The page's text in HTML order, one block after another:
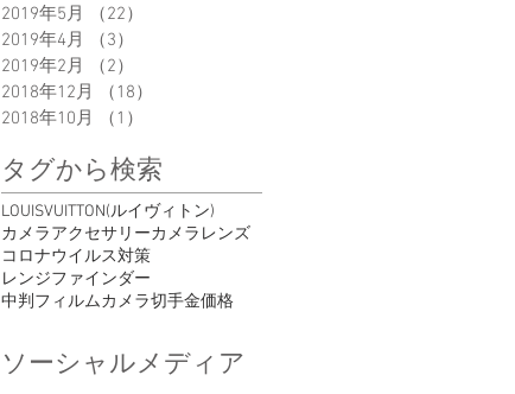
2019年5月
（22）
2019年4月
（3）
2019年2月
（2）
2018年12月
（18）
2018年10月
（1）
タグから検索
LOUISVUITTON(ルイヴィトン)
カメラアクセサリーカメラレンズ
コロナウイルス対策
レンジファインダー
中判フィルムカメラ切手金価格
ソーシャルメディア